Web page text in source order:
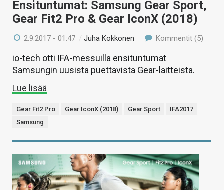
Ensituntumat: Samsung Gear Sport,
Gear Fit2 Pro & Gear IconX (2018)
2.9.2017 - 01:47 /Juha Kokkonen Kommentit (5)
io-tech otti IFA-messuilla ensituntumat
Samsungin uusista puettavista Gear-laitteista.
Lue lisää
Gear Fit2 Pro Gear IconX (2018) Gear Sport
IFA2017
Samsung